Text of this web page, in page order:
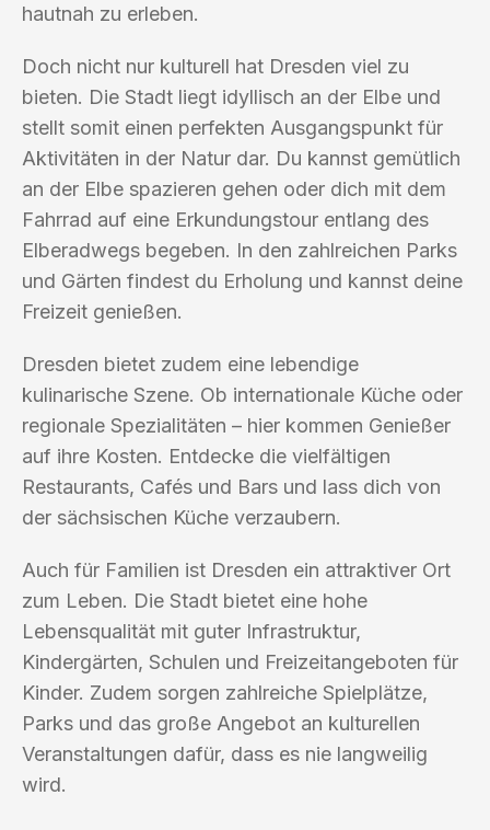
hautnah zu erleben.
Doch nicht nur kulturell hat Dresden viel zu
bieten. Die Stadt liegt idyllisch an der Elbe und
stellt somit einen perfekten Ausgangspunkt für
Aktivitäten in der Natur dar. Du kannst gemütlich
an der Elbe spazieren gehen oder dich mit dem
Fahrrad auf eine Erkundungstour entlang des
Elberadwegs begeben. In den zahlreichen Parks
und Gärten findest du Erholung und kannst deine
Freizeit genießen.
Dresden bietet zudem eine lebendige
kulinarische Szene. Ob internationale Küche oder
regionale Spezialitäten – hier kommen Genießer
auf ihre Kosten. Entdecke die vielfältigen
Restaurants, Cafés und Bars und lass dich von
der sächsischen Küche verzaubern.
Auch für Familien ist Dresden ein attraktiver Ort
zum Leben. Die Stadt bietet eine hohe
Lebensqualität mit guter Infrastruktur,
Kindergärten, Schulen und Freizeitangeboten für
Kinder. Zudem sorgen zahlreiche Spielplätze,
Parks und das große Angebot an kulturellen
Veranstaltungen dafür, dass es nie langweilig
wird.